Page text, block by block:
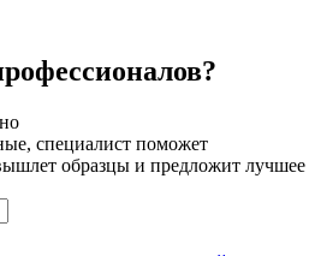
специалист поможет
образцы и предложит лучшее